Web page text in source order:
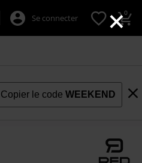
×
Se connecter 0
Copier le codeWEEKEND